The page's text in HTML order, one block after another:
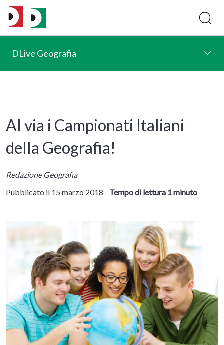
DLive Geografia
Al via i Campionati Italiani
della Geografia!
Redazione Geografia
Pubblicato il 15 marzo 2018 - Tempo di lettura 1 minuto